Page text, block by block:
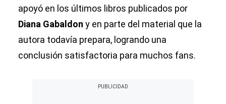
apoyó en los últimos libros publicados por
Diana Gabaldon y en parte del material que la
autora todavía prepara, logrando una
conclusión satisfactoria para muchos fans.